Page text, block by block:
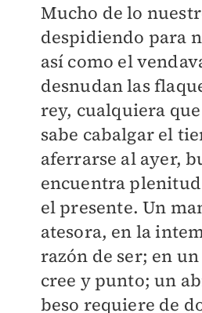
Mucho de lo
despidiendo para
así como el
desnudan las
rey, cualquiera
sabe cabalgar el
aferrarse al ayer,
encuentra
el presente. Un
atesora, en la
razón de ser; en
cree y punto; un
beso requiere de